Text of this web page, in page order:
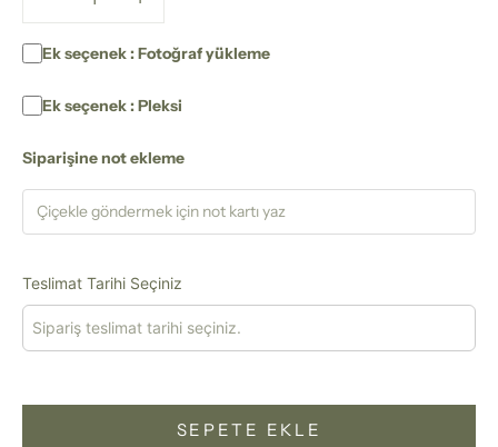
Ek seçenek : Fotoğraf yükleme
Ek seçenek : Pleksi
Siparişine not ekleme
Teslimat Tarihi Seçiniz
SEPETE EKLE